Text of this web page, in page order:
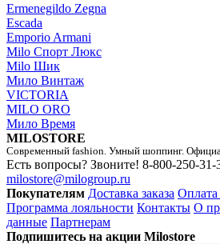
Ermenegildo Zegna
Escada
Emporio Armani
Milo Спорт Люкс
Milo Шик
Мило Винтаж
VICTORIA
MILO ORO
Мило Время
MILOSTORE
Современный fashion. Умный шоппинг.
Есть вопросы? Звоните! 8-800-250-31-
milostore@milogroup.ru
Покупателям Доставка заказа Оплата
Программа лояльности Контакты О
данные Партнерам
Подпишитесь на акции Milostore